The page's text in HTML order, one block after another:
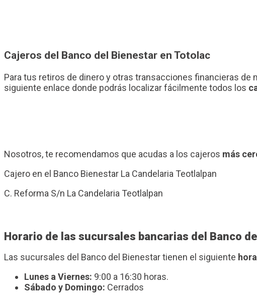
Cajeros del Banco del Bienestar en Totolac
Para tus retiros de dinero y otras transacciones financieras de
siguiente enlace donde podrás localizar fácilmente todos los
Nosotros, te recomendamos que acudas a los cajeros más
Cajero en el Banco Bienestar La Candelaria Teotlalpan
C. Reforma S/n La Candelaria Teotlalpan
Horario de las sucursales bancarias del Banco
Las sucursales del Banco del Bienestar tienen el siguiente
Lunes a Viernes: 9:00 a 16:30 horas.
Sábado y Domingo: Cerrados